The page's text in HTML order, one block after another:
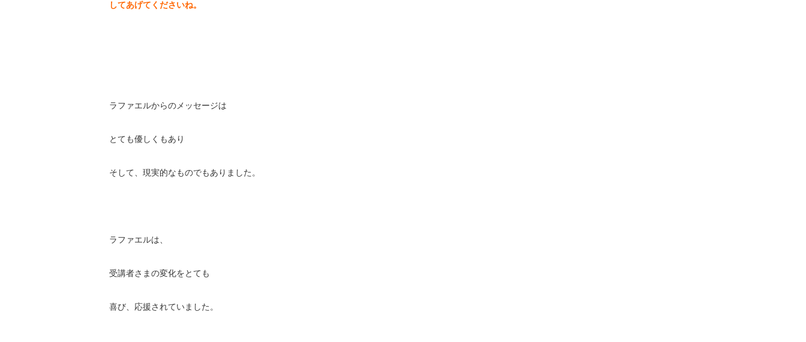
してあげてくださいね。
ラファエルからのメッセージは
とても優しくもあり
そして、現実的なものでもありました。
ラファエルは、
受講者さまの変化をとても
喜び、応援されていました。